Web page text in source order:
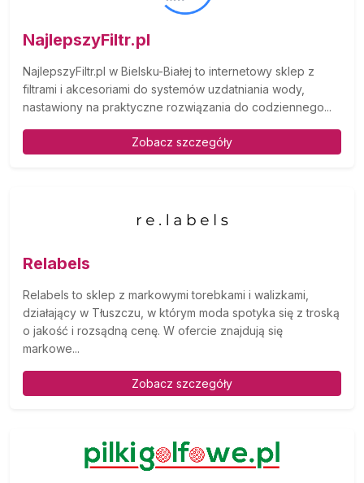
NajlepszyFiltr.pl
NajlepszyFiltr.pl w Bielsku-Białej to internetowy sklep z
filtrami i akcesoriami do systemów uzdatniania wody,
nastawiony na praktyczne rozwiązania do codziennego...
Zobacz szczegóły
Relabels
Relabels to sklep z markowymi torebkami i walizkami,
działający w Tłuszczu, w którym moda spotyka się z troską
o jakość i rozsądną cenę. W ofercie znajdują się
markowe...
Zobacz szczegóły